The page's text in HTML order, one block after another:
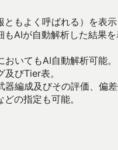
もよく呼ばれる）を表
AIが自動解析した結果
いてもAI自動解析可能。
びTier表。
編成及びその評価、偏差
の指定も可能。